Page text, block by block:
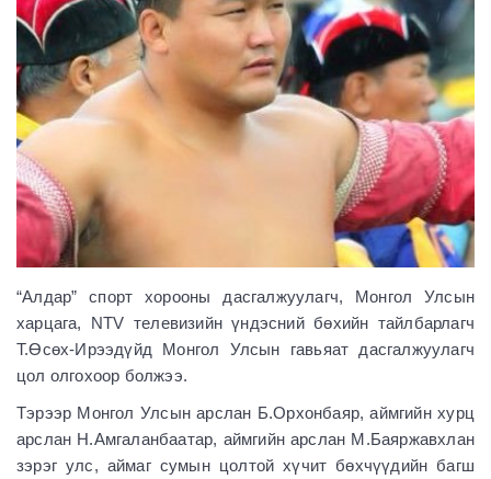
“Алдар” спорт хорооны дасгалжуулагч, Монгол Улсын
харцага, NTV телевизийн үндэсний бөхийн тайлбарлагч
Т.Өсөх-Ирээдүйд Монгол Улсын гавьяат дасгалжуулагч
цол олгохоор болжээ.
Тэрээр Монгол Улсын арслан Б.Орхонбаяр, аймгийн хурц
арслан Н.Амгаланбаатар, аймгийн арслан М.Баяржавхлан
зэрэг улс, аймаг сумын цолтой хүчит бөхчүүдийн багш